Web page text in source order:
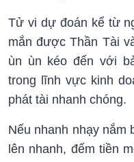
Tử vi dự đoán kể từ
mắn được Thần Tài
ùn ùn kéo đến với
trong lĩnh vực kinh
phát tài nhanh chóng.
Nếu nhanh nhạy nắm
lên nhanh, đếm tiền